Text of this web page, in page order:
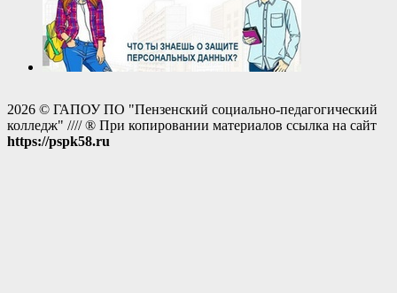
2026 © ГАПОУ ПО "Пензенский социально-педагогический
колледж" //// ® При копировании материалов ссылка на сайт
https://pspk58.ru